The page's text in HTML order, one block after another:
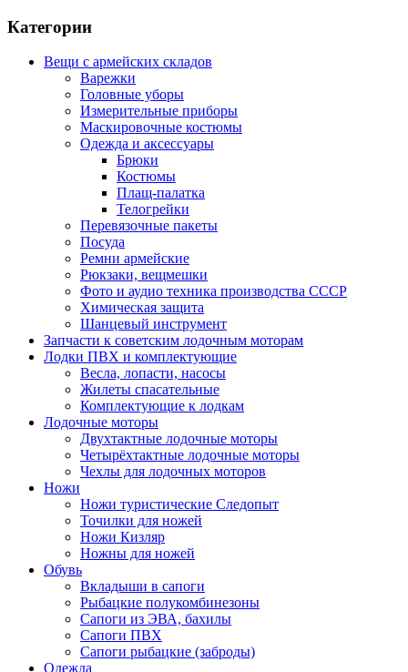
Категории
Вещи с армейских складов
Варежки
Головные уборы
Измерительные приборы
Маскировочные костюмы
Одежда и аксессуары
Брюки
Костюмы
Плащ-палатка
Телогрейки
Перевязочные пакеты
Посуда
Ремни армейские
Рюкзаки, вещмешки
Фото и аудио техника производства СССР
Химическая защита
Шанцевый инструмент
Запчасти к советским лодочным моторам
Лодки ПВХ и комплектующие
Весла, лопасти, насосы
Жилеты спасательные
Комплектующие к лодкам
Лодочные моторы
Двухтактные лодочные моторы
Четырёхтактные лодочные моторы
Чехлы для лодочных моторов
Ножи
Ножи туристические Следопыт
Точилки для ножей
Ножи Кизляр
Ножны для ножей
Обувь
Вкладыши в сапоги
Рыбацкие полукомбинезоны
Сапоги из ЭВА, бахилы
Сапоги ПВХ
Сапоги рыбацкие (заброды)
Одежда